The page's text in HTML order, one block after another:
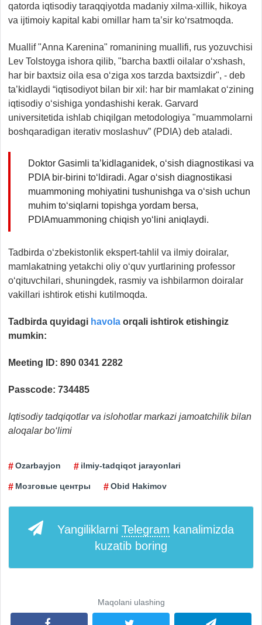
qatorda iqtisodiy taraqqiyotda madaniy xilma-xillik, hikoya
va ijtimoiy kapital kabi omillar ham ta’sir ko‘rsatmoqda.
Muallif "Anna Karenina" romanining muallifi, rus yozuvchisi
Lev Tolstoyga ishora qilib, "barcha baxtli oilalar o‘xshash,
har bir baxtsiz oila esa o‘ziga xos tarzda baxtsizdir", - deb
ta’kidlaydi “iqtisodiyot bilan bir xil: har bir mamlakat o‘zining
iqtisodiy o‘sishiga yondashishi kerak. Garvard
universitetida ishlab chiqilgan metodologiya "muammolarni
boshqaradigan iterativ moslashuv” (PDIA) deb ataladi.
Doktor Gasimli ta’kidlaganidek, o‘sish diagnostikasi va
PDIA bir-birini to‘ldiradi. Agar o‘sish diagnostikasi
muammoning mohiyatini tushunishga va o‘sish uchun
muhim to‘siqlarni topishga yordam bersa,
PDIAmuammoning chiqish yo‘lini aniqlaydi.
Tadbirda o‘zbekistonlik ekspert-tahlil va ilmiy doiralar,
mamlakatning yetakchi oliy o‘quv yurtlarining professor
o‘qituvchilari, shuningdek, rasmiy va ishbilarmon doiralar
vakillari ishtirok etishi kutilmoqda.
Tadbirda quyidagi havola orqali ishtirok etishingiz
mumkin:
Meeting ID: 890 0341 2282
Passcode: 734485
Iqtisodiy tadqiqotlar va islohotlar markazi jamoatchilik bilan
aloqalarbo‘limi
Ozarbayjon ilmiy-tadqiqot jarayonlari
Мозговые центры Obid Hakimov
Yangiliklarni Telegram kanalimizda
kuzatib boring
Maqolani ulashing